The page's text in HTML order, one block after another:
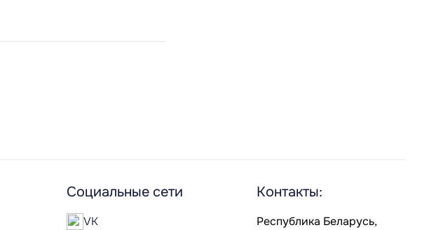
Социальные сети
VK
Контакты:
Республика Беларусь,